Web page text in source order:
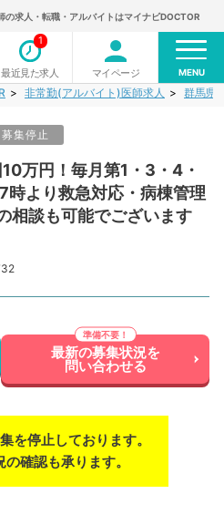
の求人・転職・アルバイトはマイナビDOCTOR
最近見た求人
1
マイページ MENU
非常勤(アルバイト)医師求人 群馬県
募集停止
10万円！毎月第1・3・4・
時より救急対応・病棟管理
相談も可能でございます
最新の募集状況を
問い合わせる
を停止しております。
確認も承ります。